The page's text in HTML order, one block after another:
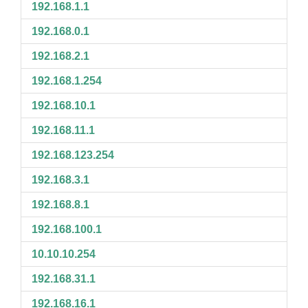
192.168.1.1
192.168.0.1
192.168.2.1
192.168.1.254
192.168.10.1
192.168.11.1
192.168.123.254
192.168.3.1
192.168.8.1
192.168.100.1
10.10.10.254
192.168.31.1
192.168.16.1